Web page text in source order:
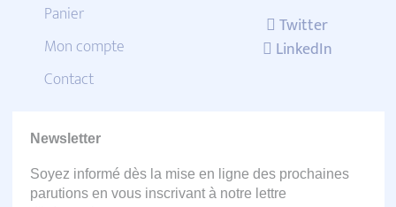
Panier
Mon compte
Contact
Twitter
LinkedIn
Newsletter
Soyez informé dès la mise en ligne des prochaines
parutions en vous inscrivant à notre lettre